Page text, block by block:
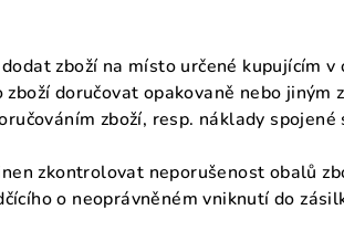
zboží na místo určené kupujícím
doručovat opakovaně nebo
zboží, resp. náklady spojené
zkontrolovat neporušenost obalů
o neoprávněném vniknutí do